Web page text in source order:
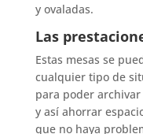
y ovaladas.
Las
Estas mesas se
cualquier tipo de
para poder
y así ahorrar
que no haya